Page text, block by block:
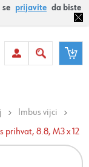
se prijavite da biste
Imbus vijci
prihvat, 8.8, M3 x 12